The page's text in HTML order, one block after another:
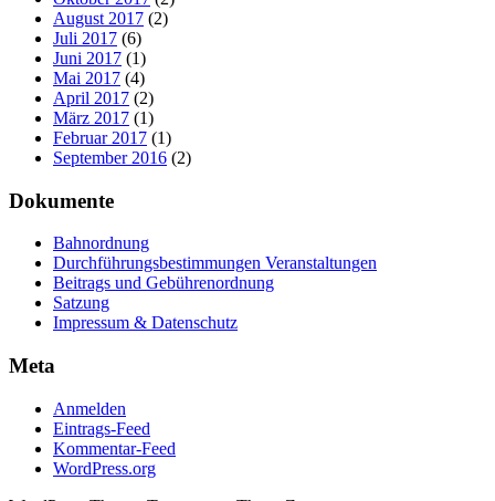
August 2017 (2)
Juli 2017 (6)
Juni 2017 (1)
Mai 2017 (4)
April 2017 (2)
März 2017 (1)
Februar 2017 (1)
September 2016 (2)
Dokumente
Bahnordnung
Durchführungsbestimmungen Veranstaltungen
Beitrags und Gebührenordnung
Satzung
Impressum & Datenschutz
Meta
Anmelden
Eintrags-Feed
Kommentar-Feed
WordPress.org